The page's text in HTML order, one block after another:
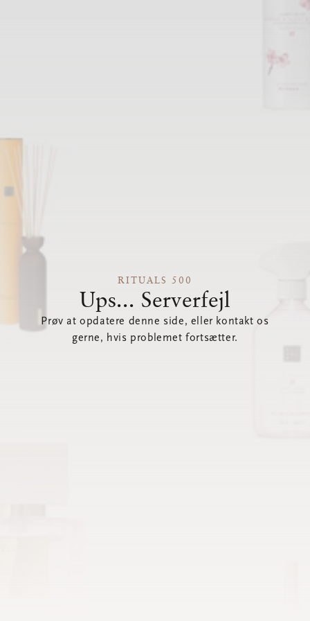
RITUALS 500
Ups... Serverfejl
Prøv at opdatere denne side, eller kontakt os
gerne, hvis problemet fortsætter.